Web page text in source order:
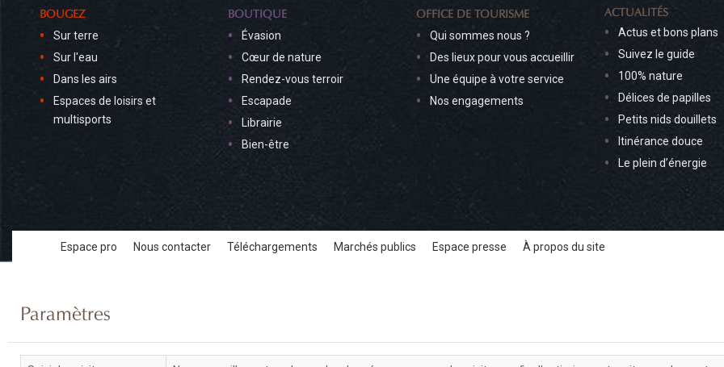
BOUGEZ
Sur terre
Sur l'eau
Dans les airs
Espaces de loisirs et
multisports
BOUTIQUE
Évasion
Cœur de nature
Rendez-vous terroir
Escapade
Librairie
Bien-être
OFFICE DE TOURISME
Qui sommes nous ?
Des lieux pour vous accueillir
Une équipe à votre service
Nos engagements
ACTUALITÉS
Actus et bons plans
Suivez le guide
100% nature
Délices de papilles
Petits nids douillets
Itinérance douce
Le plein d’énergie
Espace pro Nous contacter Téléchargements Marchés publics Espace presse À propos du site
Paramètres